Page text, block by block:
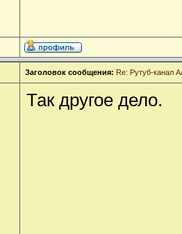
Заголовок сообщения: Re: Рутуб-канал
Так другое дело.